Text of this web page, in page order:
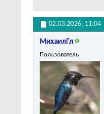
02.03.2026, 11:04
МихаилГл
Пользователь